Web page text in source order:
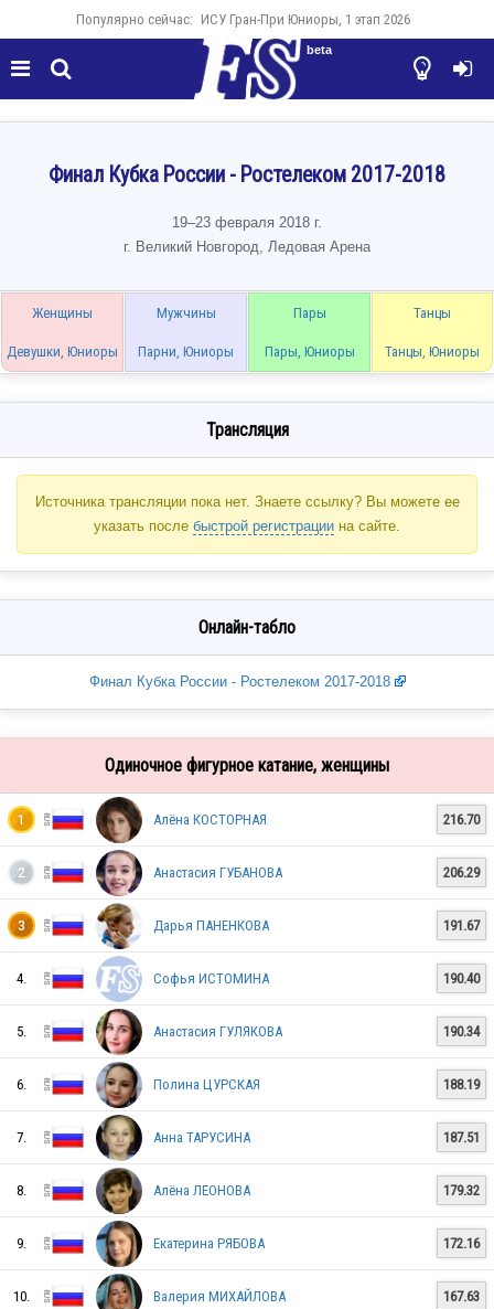
Популярно сейчас: ИСУ Гран-При Юниоры, 1 этап 2026
  

beta
Финал Кубка России - Ростелеком 2017-2018
19–23 февраля 2018 г.
г. Великий Новгород, Ледовая Арена
Женщины
Девушки, Юниоры
Мужчины
Парни, Юниоры
Пары
Пары, Юниоры
Танцы
Танцы, Юниоры
Трансляция
Источника трансляции пока нет. Знаете ссылку? Вы можете ее
указать после быстрой регистрации на сайте.
Онлайн-табло
Финал Кубка России - Ростелеком 2017-2018
Одиночное фигурное катание, женщины
1 Алёна КОСТОРНАЯ 216.70
2 Анастасия ГУБАНОВА 206.29
3 Дарья ПАНЕНКОВА 191.67
4. Софья ИСТОМИНА 190.40
5. Анастасия ГУЛЯКОВА 190.34
6. Полина ЦУРСКАЯ 188.19
7. Анна ТАРУСИНА 187.51
8. Алёна ЛЕОНОВА 179.32
9. Екатерина РЯБОВА 172.16
10. Валерия МИХАЙЛОВА 167.63